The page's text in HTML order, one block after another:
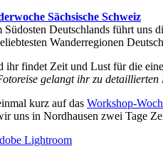
Sächsische Schweiz
Deutschlands führt uns
Wanderregionen
ihr findet Zeit und Lust für die
gelangt ihr zu detaillierten
kurz auf das Workshop-
uns in Nordhausen zwei Tage